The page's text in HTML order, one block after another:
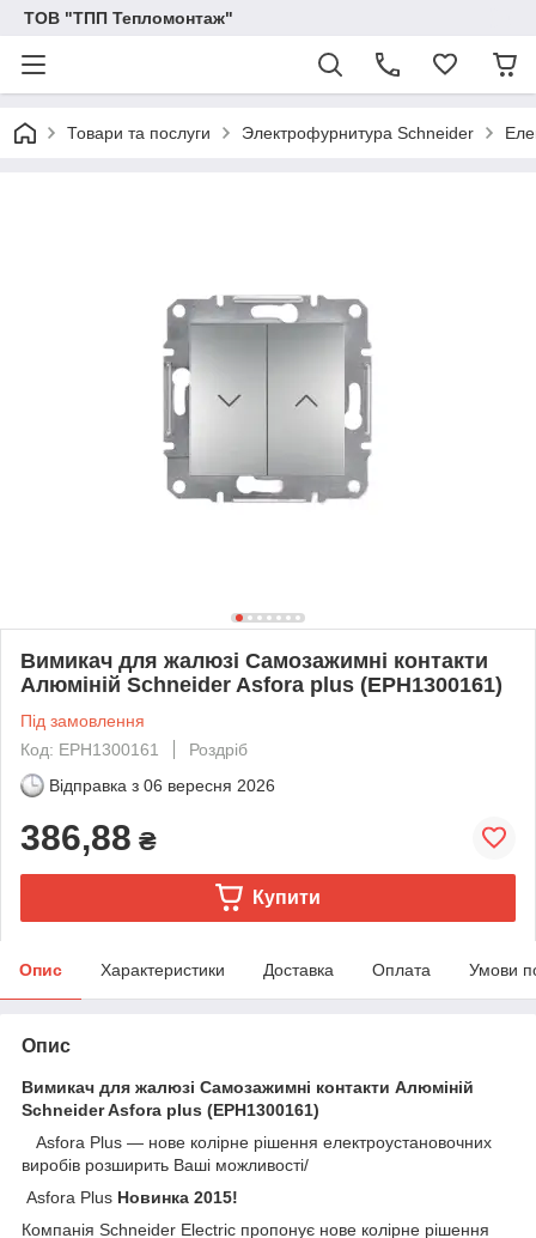
ТОВ "ТПП Тепломонтаж"
Товари та послуги Электрофурнитура Schneider
Вимикач для жалюзі Самозажимні контакти
Алюміній Schneider Asfora plus (EPH1300161)
Під замовлення
Код: EPH1300161
Роздріб
Відправка з 06 вересня 2026
386,88 ₴
Купити
Опис Характеристики Доставка Оплата Умови
Опис
Вимикач для жалюзі Самозажимні контакти Алюміній
Schneider Asfora plus (EPH1300161)
Asfora Plus ― нове колірне рішення електроустановочних
виробів розширить Ваші можливості/
Asfora Plus Новинка 2015!
Компанія Schneider Electric пропонує нове колірне рішення